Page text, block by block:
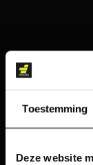
Toestemming
Deze website